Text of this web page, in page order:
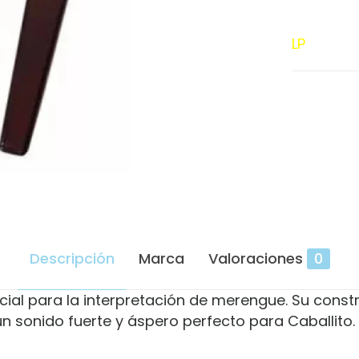
LP
Descripción Marca Valoraciones 0
para la interpretación de merengue. Su
sonido fuerte y áspero perfecto para Caballito.